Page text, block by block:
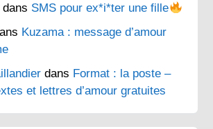
dans SMS pour ex*i*ter une fille
Kuzama : message d’amour
dans Format : la poste –
et lettres d’amour gratuites